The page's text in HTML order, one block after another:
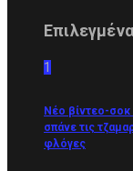
1
Νέο βίντεο-
σπάνε τις
φλόγες